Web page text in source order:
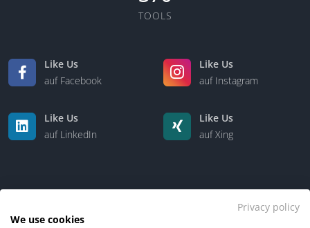
TOOLS
Like Us
auf Facebook
Like Us
auf Instagram
Like Us
auf LinkedIn
Like Us
auf Xing
Privacy policy
We use cookies